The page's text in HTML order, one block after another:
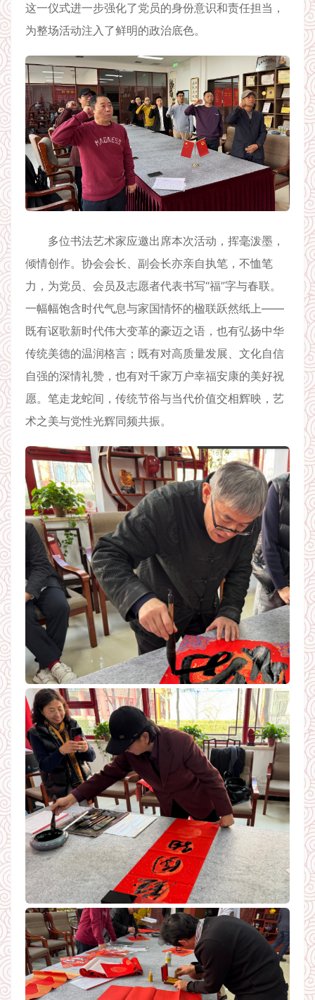
这一仪式进一步强化了党员的身份意识和责任担当，
为整场活动注入了鲜明的政治底色。
多位书法艺术家应邀出席本次活动，挥毫泼墨，
倾情创作。协会会长、副会长亦亲自执笔，不恤笔
力，为党员、会员及志愿者代表书写“福”字与春联。
一幅幅饱含时代气息与家国情怀的楹联跃然纸上——
既有讴歌新时代伟大变革的豪迈之语，也有弘扬中华
传统美德的温润格言；既有对高质量发展、文化自信
自强的深情礼赞，也有对千家万户幸福安康的美好祝
愿。笔走龙蛇间，传统节俗与当代价值交相辉映，艺
术之美与党性光辉同频共振。